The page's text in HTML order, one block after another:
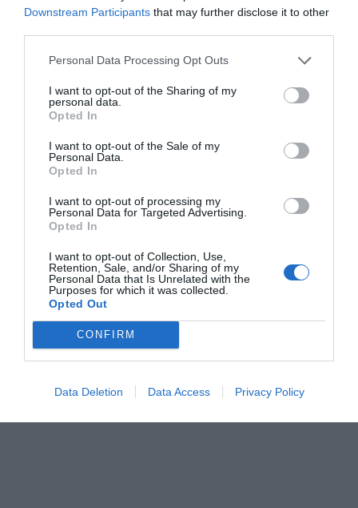
Downstream Participants that may further disclose it to other
Personal Data Processing Opt Outs
I want to opt-out of the Sharing of my
personal data.
Opted In
I want to opt-out of the Sale of my
Personal Data.
Opted In
I want to opt-out of processing my
Personal Data for Targeted Advertising.
Opted In
I want to opt-out of Collection, Use,
Retention, Sale, and/or Sharing of my
Personal Data that Is Unrelated with the
Purposes for which it was collected.
Opted Out
CONFIRM
Data Deletion Data Access Privacy Policy
sobre la reencarnación, desde ese viaje digo siempre a todo el mundo
que seguramente, en una vida anterior ¡era californiana!